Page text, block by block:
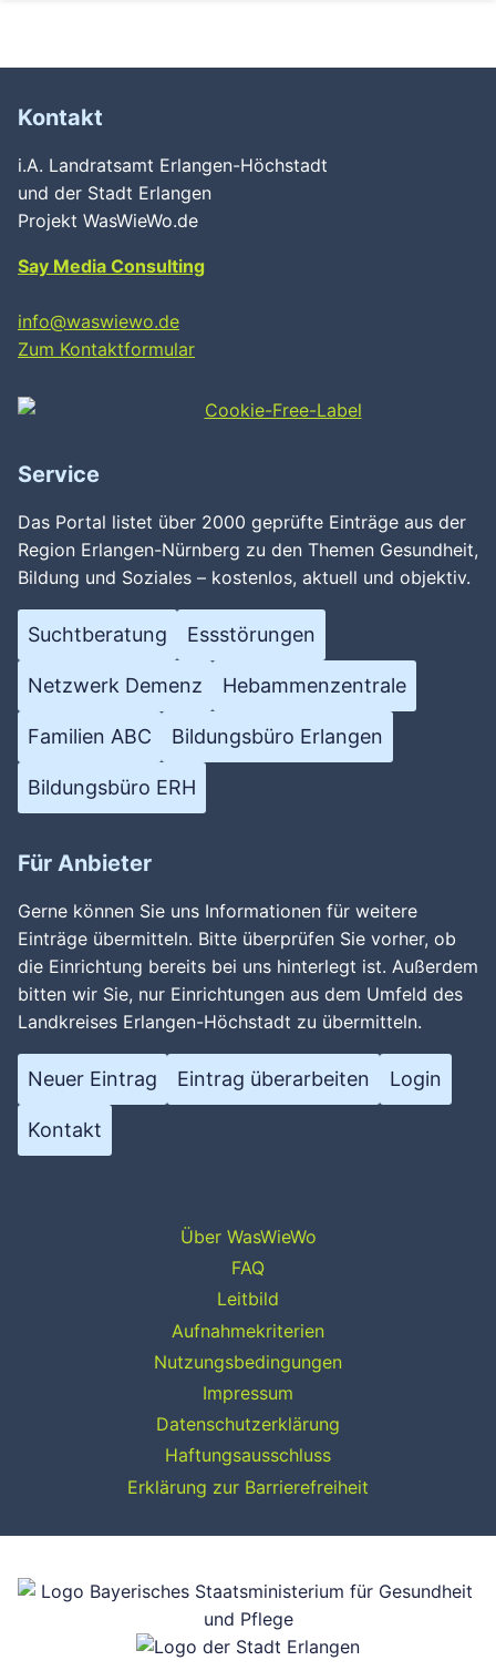
Kontakt
i.A. Landratsamt Erlangen-Höchstadt
und der Stadt Erlangen
Projekt WasWieWo.de
Say Media Consulting
info@waswiewo.de
Zum Kontaktformular
Service
Das Portal listet über 2000 geprüfte Einträge aus der
Region Erlangen-Nürnberg zu den Themen Gesundheit,
Bildung und Soziales – kostenlos, aktuell und objektiv.
Suchtberatung Essstörungen
Netzwerk Demenz Hebammenzentrale
Familien ABC Bildungsbüro Erlangen
Bildungsbüro ERH
Für Anbieter
Gerne können Sie uns Informationen für weitere
Einträge übermitteln. Bitte überprüfen Sie vorher, ob
die Einrichtung bereits bei uns hinterlegt ist. Außerdem
bitten wir Sie, nur Einrichtungen aus dem Umfeld des
Landkreises Erlangen-Höchstadt zu übermitteln.
Neuer Eintrag Eintrag überarbeiten Login
Kontakt
Über WasWieWo
FAQ
Leitbild
Aufnahmekriterien
Nutzungsbedingungen
Impressum
Datenschutzerklärung
Haftungsausschluss
Erklärung zur Barrierefreiheit